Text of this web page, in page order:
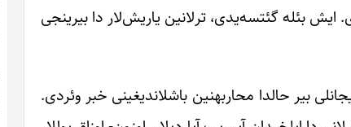
ایش بئله گئتسه‌یدی، ترلانین یاریش‌لار دا بیرینجی
تاسف کی، بئله اولمادی، بیر گئجه تلویزیون‌دا، همیشه گولر اوزلو مهربان دانیشان «سارا» هیجانلی بیر حالدا محاربه‎نین باشلاندیغینی خبر وئردی.